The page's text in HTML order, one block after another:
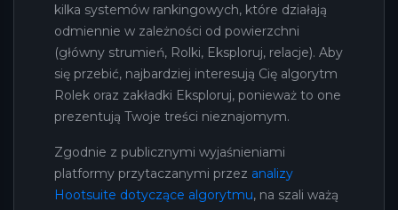
kilka systemów rankingowych, które działają
odmiennie w zależności od powierzchni
(główny strumień, Rolki, Eksploruj, relacje). Aby
się przebić, najbardziej interesują Cię algorytm
Rolek oraz zakładki Eksploruj, ponieważ to one
prezentują Twoje treści nieznajomym.
Zgodnie z publicznymi wyjaśnieniami
platformy przytaczanymi przez analizy
Hootsuite dotyczące algorytmu, na szali ważą